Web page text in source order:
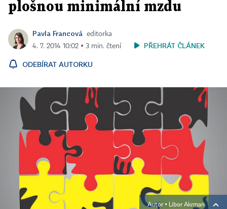
plošnou minimální mzdu
Pavla Francová
editorka
4. 7. 2014 10:02 ▪ 3 min. čtení
PŘEHRÁT ČLÁNEK
ODEBÍRAT AUTORKU
Autor ▪ Libor Akrman